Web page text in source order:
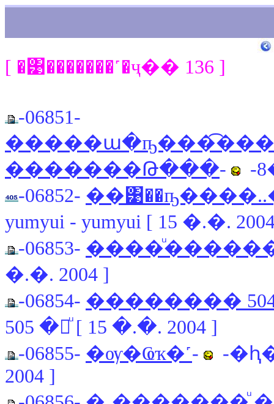
[ �͹�������˹�ҷ�� 136 ]
-06851-
�������Թ���-
-
-06852-
yumyui - yumyui [ 15 �.�.
-06853-
�.�. 2004 ]
-06854- ��������
505 �շͧ [ 15 �.�. 2004 ]
-06855- �ѹ�Ҩҡ�˹-
-
2004 ]